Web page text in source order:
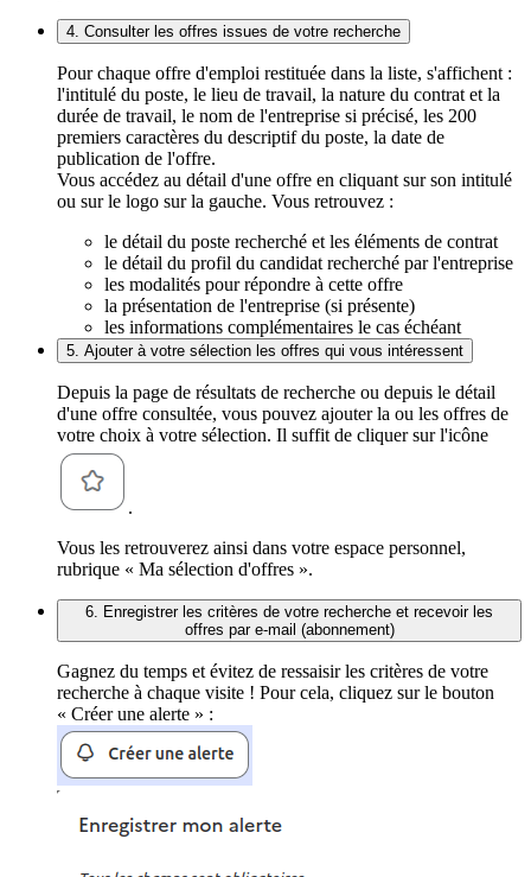
4. Consulter les offres issues de votre recherche
Pour chaque offre d'emploi restituée dans la liste, s'affichent :
l'intitulé du poste, le lieu de travail, la nature du contrat et la
durée de travail, le nom de l'entreprise si précisé, les 200
premiers caractères du descriptif du poste, la date de
publication de l'offre.
Vous accédez au détail d'une offre en cliquant sur son intitulé
ou sur le logo sur la gauche. Vous retrouvez :
le détail du poste recherché et les éléments de contrat
le détail du profil du candidat recherché par l'entreprise
les modalités pour répondre à cette offre
la présentation de l'entreprise (si présente)
les informations complémentaires le cas échéant
5. Ajouter à votre sélection les offres qui vous intéressent
Depuis la page de résultats de recherche ou depuis le détail
d'une offre consultée, vous pouvez ajouter la ou les offres de
votre choix à votre sélection. Il suffit de cliquer sur l'icône
.
Vous les retrouverez ainsi dans votre espace personnel,
rubrique « Ma sélection d'offres ».
6. Enregistrer les critères de votre recherche et recevoir les
offres par e-mail (abonnement)
Gagnez du temps et évitez de ressaisir les critères de votre
recherche à chaque visite ! Pour cela, cliquez sur le bouton
« Créer une alerte » :